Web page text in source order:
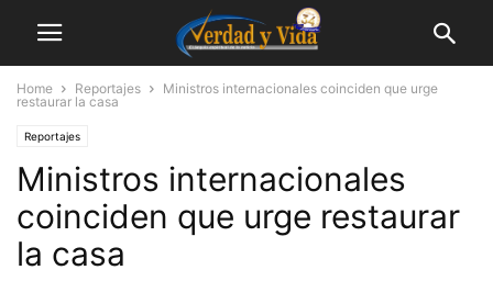
Home Reportajes
Ministros internacionales coinciden que urge
restaurar la casa
Reportajes
Ministros internacionales
coinciden que urge restaurar
la casa